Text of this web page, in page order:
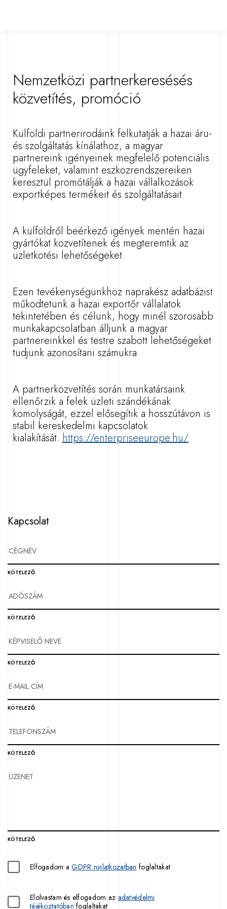
Nemzetközi partnerkeresésés
közvetítés, promóció
Külföldi partnerirodáink felkutatják a hazai áru-
és szolgáltatás kínálathoz, a magyar
partnereink igényeinek megfelelő potenciális
ügyfeleket, valamint eszközrendszereiken
keresztül promótálják a hazai vállalkozások
exportképes termékeit és szolgáltatásait.
A külföldről beérkező igények mentén hazai
gyártókat közvetítenek és megteremtik az
üzletkötési lehetőségeket.
Ezen tevékenységünkhöz naprakész adatbázist
működtetünk a hazai exportőr vállalatok
tekintetében és célunk, hogy minél szorosabb
munkakapcsolatban álljunk a magyar
partnereinkkel és testre szabott lehetőségeket
tudjunk azonosítani számukra.
A partnerközvetítés során munkatársaink
ellenőrzik a felek üzleti szándékának
komolyságát, ezzel elősegítik a hosszútávon is
stabil kereskedelmi kapcsolatok
kialakítását. https://enterpriseeurope.hu/
Kapcsolat
KÖTELEZŐ
KÖTELEZŐ
KÖTELEZŐ
KÖTELEZŐ
KÖTELEZŐ
KÖTELEZŐ
Elfogadom aGDPR nyilatkozatban foglaltakat
Elolvastam és elfogadom az adatvédelmi
tájékoztatóban foglaltakat